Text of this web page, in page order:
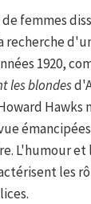
de femmes
recherche
1920,
les blondes
Hawks
L'humour
les